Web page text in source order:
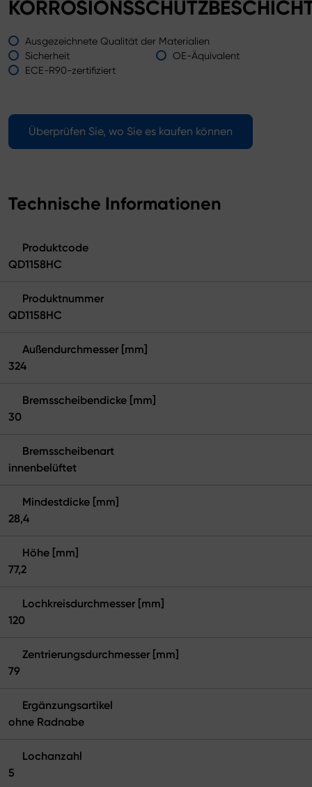
Ausgezeichnete Qualität der Materialien
Sicherheit
OE-Äquivalent
ECE-R90-zertifiziert
Überprüfen Sie, wo Sie es kaufen können
Technische Informationen
Produktcode
QD1158HC
Produktnummer
QD1158HC
Außendurchmesser [mm]
324
Bremsscheibendicke [mm]
30
Bremsscheibenart
innenbelüftet
Mindestdicke [mm]
28,4
Höhe [mm]
77,2
Lochkreisdurchmesser [mm]
120
Zentrierungsdurchmesser [mm]
79
Ergänzungsartikel
ohne Radnabe
Lochanzahl
5